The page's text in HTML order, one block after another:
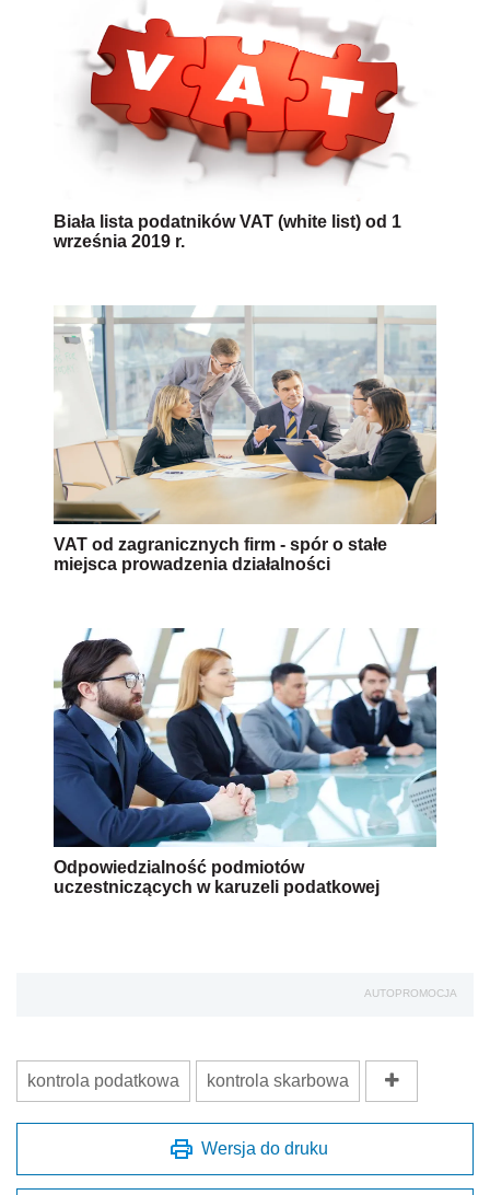
Biała lista podatników VAT (white list) od 1
września 2019 r.
VAT od zagranicznych firm - spór o stałe
miejsca prowadzenia działalności
Odpowiedzialność podmiotów
uczestniczących w karuzeli podatkowej
AUTOPROMOCJA
kontrola podatkowa kontrola skarbowa
Wersja do druku